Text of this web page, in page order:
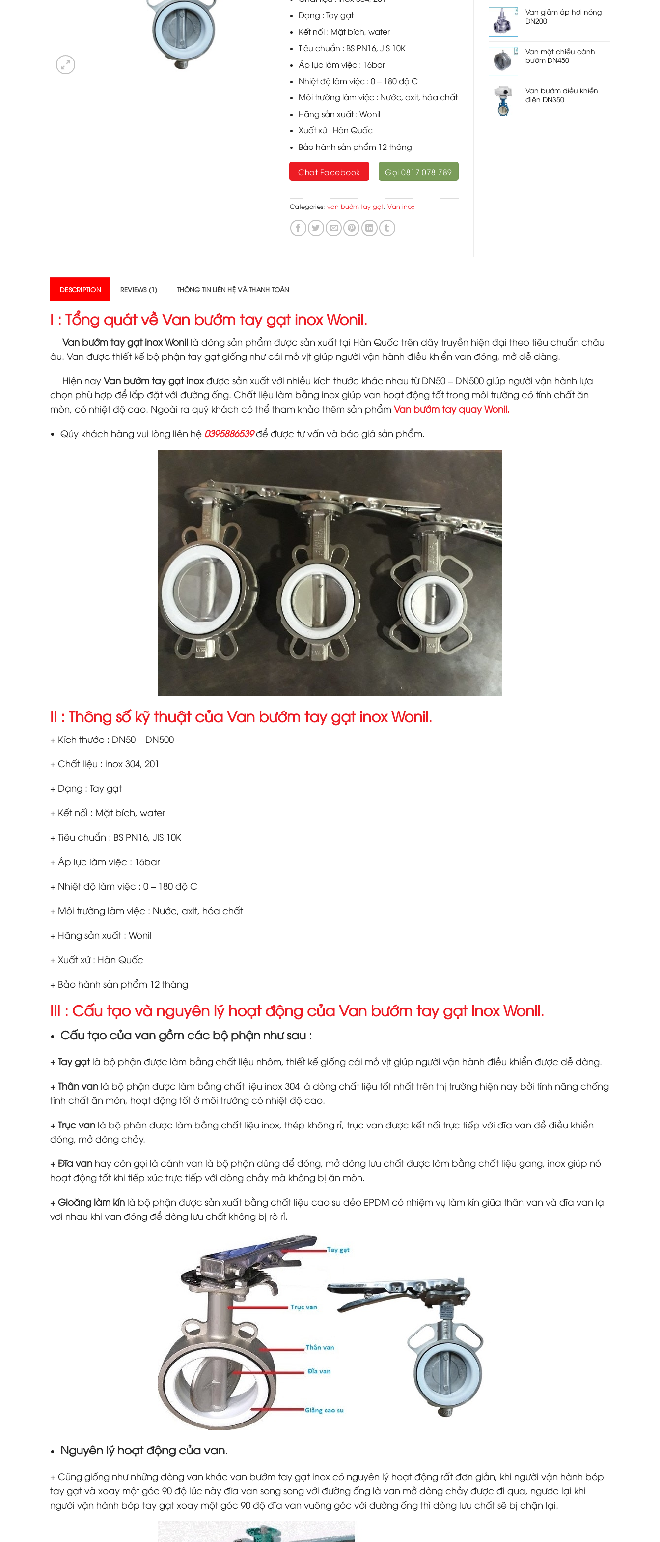
Dạng : Tay gạt
Kết nối : Mặt bích, water
Tiêu chuẩn : BS PN16, JIS 10K
Áp lực làm việc : 16bar
Nhiệt độ làm việc : 0 – 180 độ C
Môi trường làm việc : Nước, axit, hóa chất
Hãng sản xuất : Wonil
Xuất xứ : Hàn Quốc
Bảo hành sản phẩm 12 tháng
Chat Facebook Gọi 0817 078 789
Categories: van bướm tay gạt, Van inox
Van giảm áp hơi nóng
DN200
Van một chiều cánh
bướm DN450
Van bướm điều khiển
điện DN350
DESCRIPTION REVIEWS (1) THÔNG TIN LIÊN HỆ VÀ THANH TOÁN
I : Tổng quát về Van bướm tay gạt inox Wonil.
Van bướm tay gạt inox Wonil là dòng sản phẩm được sản xuất tại Hàn Quốc trên dây truyền hiện đại theo tiêu chuẩn châu
âu. Van được thiết kế bộ phận tay gạt giống như cái mỏ vịt giúp người vận hành điều khiển van đóng, mở dễ dàng.
Hiện nay Van bướm tay gạt inox được sản xuất với nhiều kích thước khác nhau từ DN50 – DN500 giúp người vận hành lựa
chọn phù hợp để lắp đặt với đường ống. Chất liệu làm bằng inox giúp van hoạt động tốt trong môi trường có tính chất ăn
mòn, có nhiệt độ cao. Ngoài ra quý khách có thể tham khảo thêm sản phẩm Van bướm tay quay Wonil.
Qúy khách hàng vui lòng liên hệ 0395886539để được tư vấn và báo giá sản phẩm.
II : Thông số kỹ thuật của Van bướm tay gạt inox Wonil.
+ Kích thước : DN50 – DN500
+ Chất liệu : inox 304, 201
+ Dạng : Tay gạt
+ Kết nối : Mặt bích, water
+ Tiêu chuẩn : BS PN16, JIS 10K
+ Áp lực làm việc : 16bar
+ Nhiệt độ làm việc : 0 – 180 độ C
+ Môi trường làm việc : Nước, axit, hóa chất
+ Hãng sản xuất : Wonil
+ Xuất xứ : Hàn Quốc
+ Bảo hành sản phẩm 12 tháng
III : Cấu tạo và nguyên lý hoạt động của Van bướm tay gạt inox Wonil.
Cấu tạo của van gồm các bộ phận như sau :
+ Tay gạtlà bộ phận được làm bằng chất liệu nhôm, thiết kế giống cái mỏ vịt giúp người vận hành điều khiển được dễ dàng.
+ Thân van là bộ phận được làm bằng chất liệu inox 304 là dòng chất liệu tốt nhất trên thị trường hiện nay bởi tính năng chống
tính chất ăn mòn, hoạt động tốt ở môi trường có nhiệt độ cao.
+ Trục van là bộ phận được làm bằng chất liệu inox, thép không rỉ, trục van được kết nối trực tiếp với đĩa van để điều khiển
đóng, mở dòng chảy.
+ Đĩa van hay còn gọi là cánh van là bộ phận dùng để đóng, mở dòng lưu chất được làm bằng chất liệu gang, inox giúp nó
hoạt động tốt khi tiếp xúc trực tiếp với dòng chảy mà không bị ăn mòn.
+ Gioăng làm kín là bộ phận được sản xuất bằng chất liệu cao su dẻo EPDM có nhiệm vụ làm kín giữa thân van và đĩa van lại
vơi nhau khi van đóng để dòng lưu chất không bị rò rỉ.
Nguyên lý hoạt động của van.
+ Cũng giống như những dòng van khác van bướm tay gạt inox có nguyên lý hoạt động rất đơn giản, khi người vận hành bóp
tay gạt và xoay một góc 90 độ lúc này đĩa van song song với đường ống là van mở dòng chảy được đi qua, ngược lại khi
người vận hành bóp tay gạt xoay một góc 90 độ đĩa van vuông góc với đường ống thì dòng lưu chất sẽ bị chặn lại.